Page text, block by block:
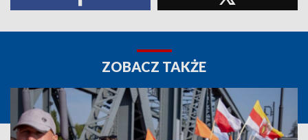
ZOBACZ TAKŻE